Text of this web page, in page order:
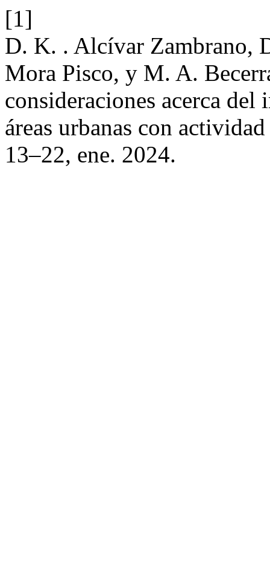
[1]
D. K. . Alcívar Zambrano,
Mora Pisco, y M. A.
consideraciones acerca
áreas urbanas con
13–22, ene. 2024.